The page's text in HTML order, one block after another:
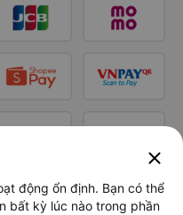
close
động ổn định. Bạn có thể
bất kỳ lúc nào trong phần